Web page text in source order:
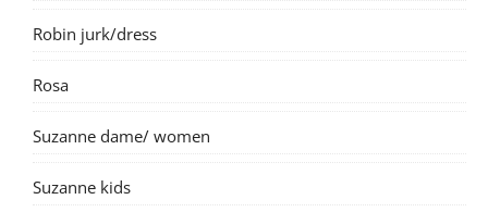
Robin jurk/dress
Rosa
Suzanne dame/ women
Suzanne kids